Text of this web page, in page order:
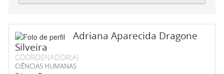
Adriana Aparecida Dragone
Silveira
COORDENADOR(A)
CIÊNCIAS HUMANAS